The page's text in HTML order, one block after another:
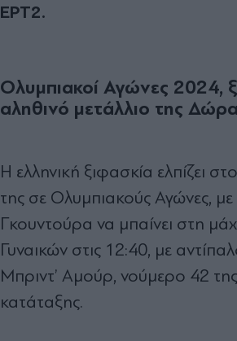
ΕΡΤ2.
Ολυμπιακοί Αγώνες 2024,
αληθινό μετάλλιο της
Η ελληνική ξιφασκία ελπίζει
της σε Ολυμπιακούς Αγώνες,
Γκουντούρα να μπαίνει στη
Γυναικών στις 12:40, με
Μπριντ’ Αμούρ, νούμερο 42
κατάταξης.